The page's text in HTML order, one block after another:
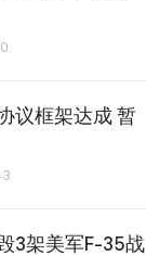
议框架达成 暂
3架美军F-35战